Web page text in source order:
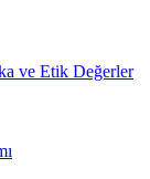
ve Etik Değerler